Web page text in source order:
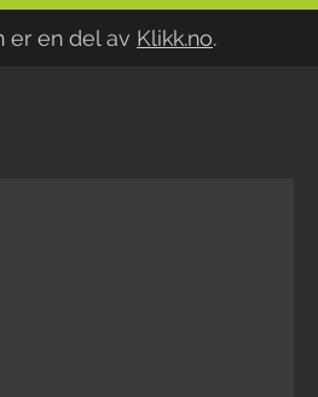
er en del av Klikk.no.